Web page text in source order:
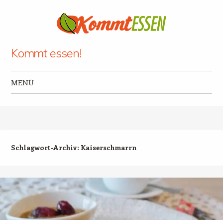
Kommt essen!
MENÜ
Schlagwort-Archiv: Kaiserschmarrn